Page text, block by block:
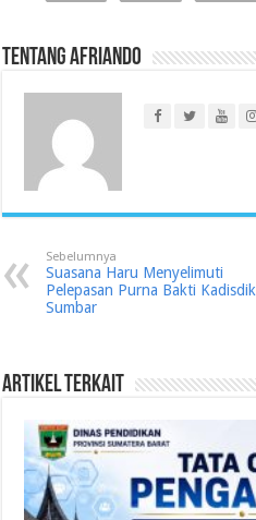
Tentang Afriando
Sebelumnya
Suasana Haru Menyelimuti
Pelepasan Purna Bakti Kadisdik
Sumbar
Artikel Terkait